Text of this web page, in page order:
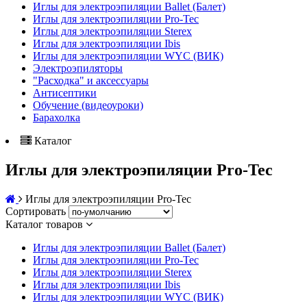
Иглы для электроэпиляции Ballet (Балет)
Иглы для электроэпиляции Pro-Tec
Иглы для электроэпиляции Sterex
Иглы для электроэпиляции Ibis
Иглы для электроэпиляции WYC (ВИК)
Электроэпиляторы
"Расходка" и аксессуары
Антисептики
Обучение (видеоуроки)
Барахолка
Каталог
Иглы для электроэпиляции Pro-Tec
Иглы для электроэпиляции Pro-Tec
Сортировать
Каталог товаров
Иглы для электроэпиляции Ballet (Балет)
Иглы для электроэпиляции Pro-Tec
Иглы для электроэпиляции Sterex
Иглы для электроэпиляции Ibis
Иглы для электроэпиляции WYC (ВИК)